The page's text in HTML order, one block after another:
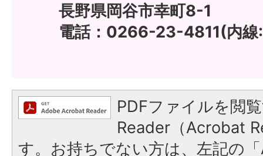
長野県岡谷市幸町8-1
電話：0266-23-4811(内線
PDFファイルを閲
Reader（Acrobat
す。お持ちでない方は、左記の